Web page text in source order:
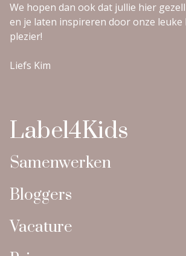
We hopen dan ook dat jullie hier
en je laten inspireren door onze leuke
plezier!
Liefs Kim
Label4Kids
Samenwerken
Bloggers
Vacature